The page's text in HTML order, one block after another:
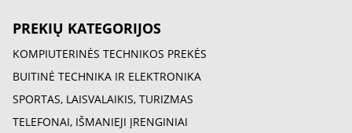
PREKIŲ KATEGORIJOS
KOMPIUTERINĖS TECHNIKOS PREKĖS
BUITINĖ TECHNIKA IR ELEKTRONIKA
SPORTAS, LAISVALAIKIS, TURIZMAS
TELEFONAI, IŠMANIEJI ĮRENGINIAI